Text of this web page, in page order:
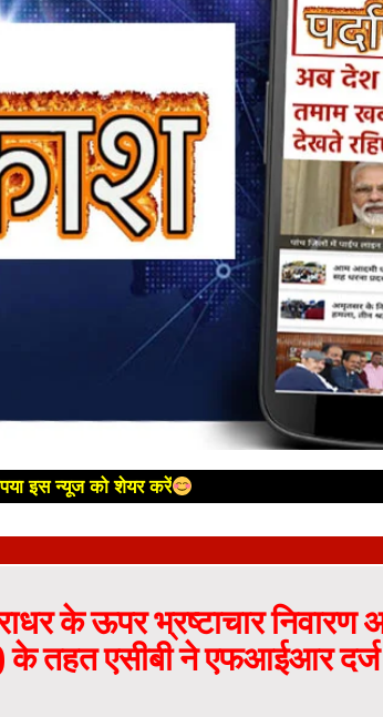
इस न्यूज को शेयर करें
के ऊपर भ्रष्टाचार निवारण
तहत एसीबी ने एफआईआर दर्ज